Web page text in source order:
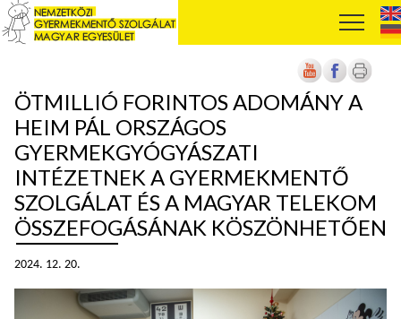
ÖTMILLIÓ FORINTOS ADOMÁNY A
HEIM PÁL ORSZÁGOS
GYERMEKGYÓGYÁSZATI
INTÉZETNEK A GYERMEKMENTŐ
SZOLGÁLAT ÉS A MAGYAR TELEKOM
ÖSSZEFOGÁSÁNAK KÖSZÖNHETŐEN
2024. 12. 20.